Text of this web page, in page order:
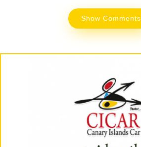
Show Comments